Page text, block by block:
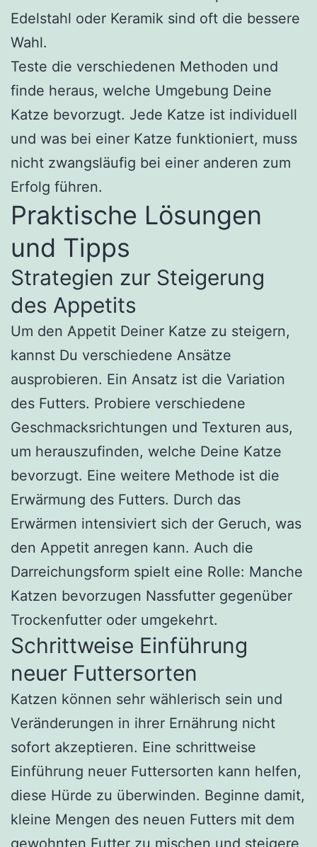
Edelstahl oder Keramik sind oft die bessere
Wahl.
Teste die verschiedenen Methoden und
finde heraus, welche Umgebung Deine
Katze bevorzugt. Jede Katze ist individuell
und was bei einer Katze funktioniert, muss
nicht zwangsläufig bei einer anderen zum
Erfolg führen.
Praktische Lösungen
und Tipps
Strategien zur Steigerung
des Appetits
Um den Appetit Deiner Katze zu steigern,
kannst Du verschiedene Ansätze
ausprobieren. Ein Ansatz ist die Variation
des Futters. Probiere verschiedene
Geschmacksrichtungen und Texturen aus,
um herauszufinden, welche Deine Katze
bevorzugt. Eine weitere Methode ist die
Erwärmung des Futters. Durch das
Erwärmen intensiviert sich der Geruch, was
den Appetit anregen kann. Auch die
Darreichungsform spielt eine Rolle: Manche
Katzen bevorzugen Nassfutter gegenüber
Trockenfutter oder umgekehrt.
Schrittweise Einführung
neuer Futtersorten
Katzen können sehr wählerisch sein und
Veränderungen in ihrer Ernährung nicht
sofort akzeptieren. Eine schrittweise
Einführung neuer Futtersorten kann helfen,
diese Hürde zu überwinden. Beginne damit,
kleine Mengen des neuen Futters mit dem
gewohnten Futter zu mischen und steigere